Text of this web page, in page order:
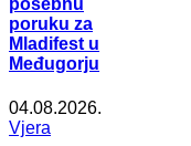
posebnu
poruku za
Mladifest u
Međugorju
04.08.2026.
Vjera